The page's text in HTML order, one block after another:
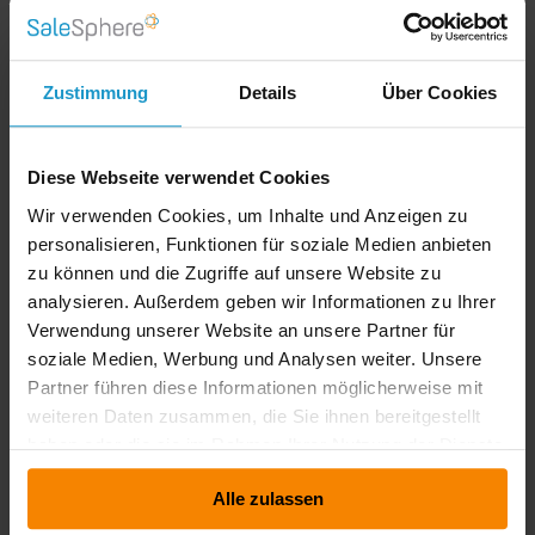
Zustimmung Details Über Cookies
Diese Webseite verwendet Cookies
Wir verwenden Cookies, um Inhalte und Anzeigen zu
personalisieren, Funktionen für soziale Medien anbieten
zu können und die Zugriffe auf unsere Website zu
analysieren. Außerdem geben wir Informationen zu Ihrer
Verwendung unserer Website an unsere Partner für
soziale Medien, Werbung und Analysen weiter. Unsere
Partner führen diese Informationen möglicherweise mit
weiteren Daten zusammen, die Sie ihnen bereitgestellt
haben oder die sie im Rahmen Ihrer Nutzung der Dienste
gesammelt haben.
Alle zulassen
36 % höhere Kundenbindungsrate
Diese Zahlen unterstreichen eindrucksvoll, wie
entscheidend eine enge Zusammenarbeit zwischen
Vertrieb und Marketing ist.
Wie SaleSphere die Brücke zwischen
SaleSphere ist die Antwort auf genau diese
Herausforderungen. Die Plattform wurde dafür
entwickelt, Marketing und Vertrieb in einer operativen
Wirklichkeit zu vereinen – ohne Reibungsverluste,
ohne Informationssilos, ohne Umwege.
Was SaleSphere konkret ermöglicht:
Herausforderung Lösung mit SaleSphere
Zentrale Plattform für alle